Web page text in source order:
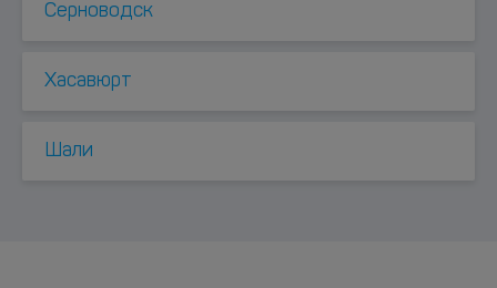
Серноводск
Хасавюрт
Шали